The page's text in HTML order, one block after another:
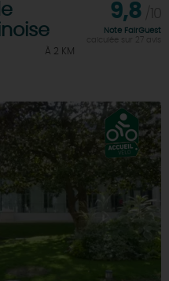
À 2 KM
9,8
Note FairGuest
calculée sur 27 avis